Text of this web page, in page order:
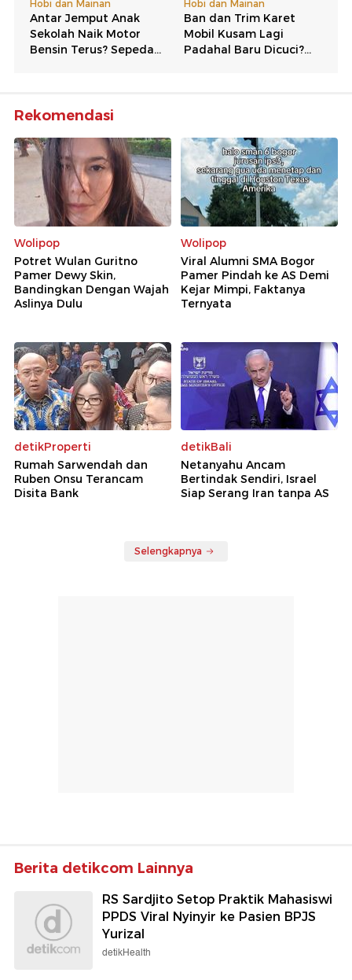
Rekomendasi
Wolipop
Potret Wulan Guritno
Pamer Dewy Skin,
Bandingkan Dengan Wajah
Aslinya Dulu
Wolipop
Viral Alumni SMA Bogor
Pamer Pindah ke AS Demi
Kejar Mimpi, Faktanya
Ternyata
detikProperti
Rumah Sarwendah dan
Ruben Onsu Terancam
Disita Bank
detikBali
Netanyahu Ancam
Bertindak Sendiri, Israel
Siap Serang Iran tanpa AS
Selengkapnya
Berita detikcom Lainnya
RS Sardjito Setop Praktik Mahasiswi
PPDS Viral Nyinyir ke Pasien BPJS
Yurizal
detikHealth